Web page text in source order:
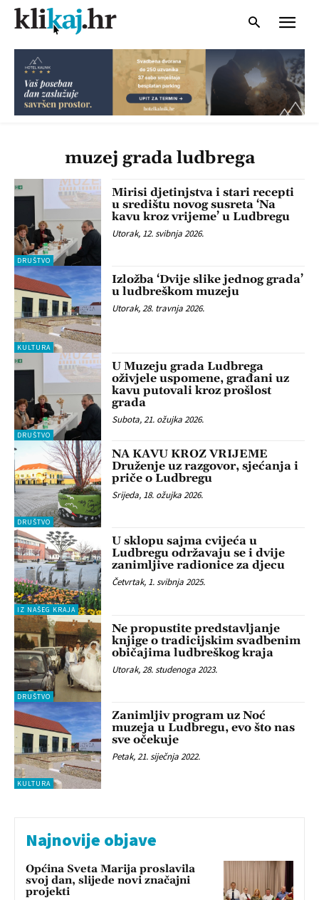
muzej grada ludbrega
DRUŠTVO
Mirisi djetinjstva i stari recepti
u središtu novog susreta ‘Na
kavu kroz vrijeme’ u Ludbregu
Utorak, 12. svibnja 2026.
KULTURA
Izložba ‘Dvije slike jednog grada’
u ludbreškom muzeju
Utorak, 28. travnja 2026.
DRUŠTVO
U Muzeju grada Ludbrega
oživjele uspomene, građani uz
kavu putovali kroz prošlost
grada
Subota, 21. ožujka 2026.
DRUŠTVO
NA KAVU KROZ VRIJEME
Druženje uz razgovor, sjećanja i
priče o Ludbregu
Srijeda, 18. ožujka 2026.
IZ NAŠEG KRAJA
U sklopu sajma cvijeća u
Ludbregu održavaju se i dvije
zanimljive radionice za djecu
Četvrtak, 1. svibnja 2025.
DRUŠTVO
Ne propustite predstavljanje
knjige o tradicijskim svadbenim
običajima ludbreškog kraja
Utorak, 28. studenoga 2023.
KULTURA
Zanimljiv program uz Noć
muzeja u Ludbregu, evo što nas
sve očekuje
Petak, 21. siječnja 2022.
Najnovije objave
Općina Sveta Marija proslavila
svoj dan, slijede novi značajni
projekti